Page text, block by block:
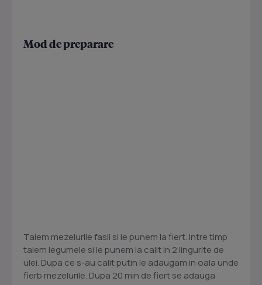
Mod de preparare
Taiem mezelurile fasii si le punem la fiert. Intre timp
taiem legumele si le punem la calit in 2 lingurite de
ulei. Dupa ce s-au calit putin le adaugam in oala unde
fierb mezelurile. Dupa 20 min de fiert se adauga